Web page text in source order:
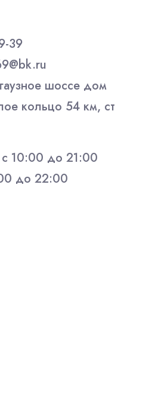
39
шоссе дом
кольцо 54 км, ст
с 10:00 до 21:00
до 22:00